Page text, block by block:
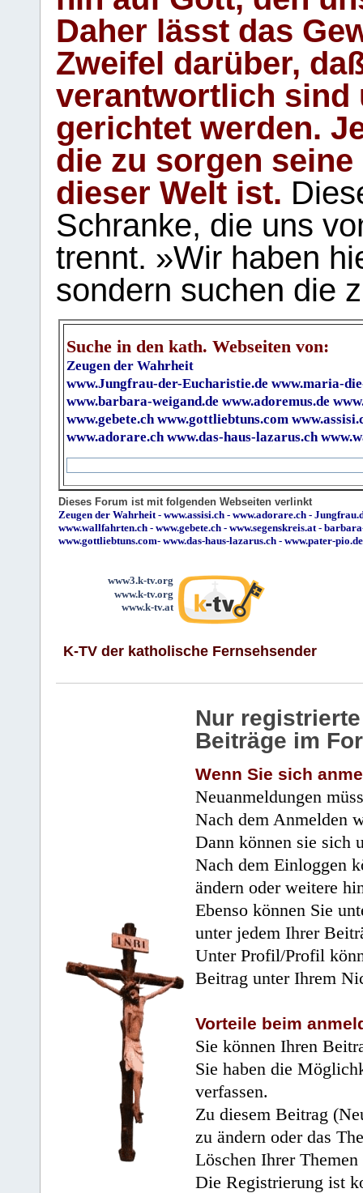
Daher lässt das
Zweifel darüber,
verantwortlich sind
gerichtet werden.
die zu sorgen
dieser Welt ist.
Schranke, die uns
trennt. »Wir haben
sondern suchen die
Suche in den kath. Webseiten von:
Zeugen der Wahrheit
www.Jungfrau-der-Eucharistie.de www.maria-
www.barbara-weigand.de www.adoremus.de
www.gebete.ch www.gottliebtuns.com
www.adorare.ch www.das-haus-lazarus.ch
Dieses Forum ist mit folgenden Webseiten verlinkt
Zeugen der Wahrheit- www.assisi.ch - www.adorare.ch -
www.wallfahrten.ch - www.gebete.ch - www.segenskreis.at-
www.gottliebtuns.com- www.das-haus-lazarus.ch - www.pater-pio.de
www3.k-tv.org
www.k-tv.org
www.k-tv.at
K-TV der katholische Fernsehsender
Nur
Beiträge im
Wenn Sie sich
Neuanmeldungen
Nach dem Anmelden
Dann können sie sich
Nach dem Einloggen
ändern oder weitere
Ebenso können Sie
unter jedem Ihrer
Unter Profil/Profil
Beitrag unter Ihrem
Vorteile beim
Sie können Ihren
Sie haben die
verfassen.
Zu diesem Beitrag
zu ändern oder das
Löschen Ihrer
Die Registrierung ist